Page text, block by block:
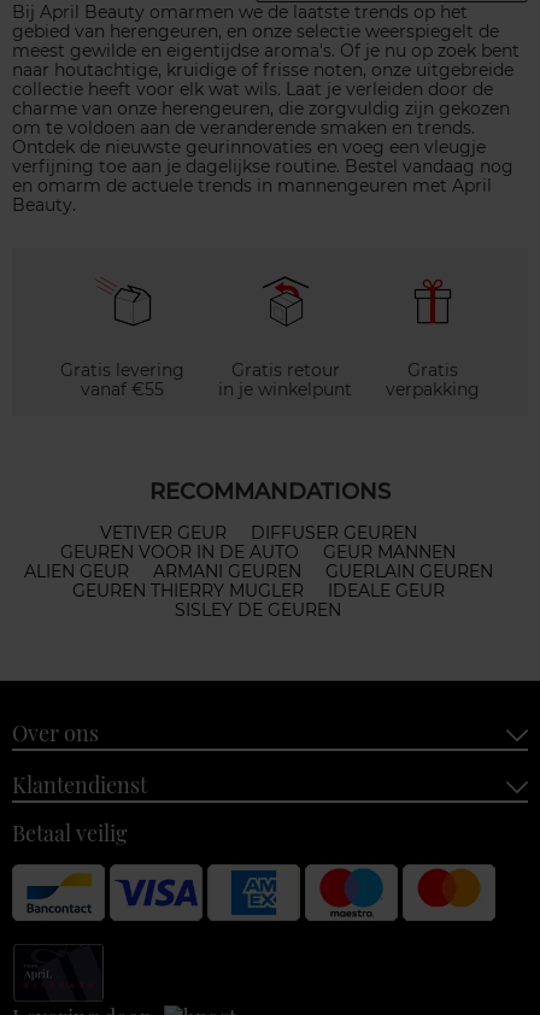
Bij April Beauty omarmen we de laatste trends op het
gebied van herengeuren, en onze selectie weerspiegelt de
meest gewilde en eigentijdse aroma's. Of je nu op zoek bent
naar houtachtige, kruidige of frisse noten, onze uitgebreide
collectie heeft voor elk wat wils. Laat je verleiden door de
charme van onze herengeuren, die zorgvuldig zijn gekozen
om te voldoen aan de veranderende smaken en trends.
Ontdek de nieuwste geurinnovaties en voeg een vleugje
verfijning toe aan je dagelijkse routine. Bestel vandaag nog
en omarm de actuele trends in mannengeuren met April
Beauty.
Gratis levering
vanaf €55
Gratis retour
in je winkelpunt
Gratis
verpakking
RECOMMANDATIONS
VETIVER GEUR
DIFFUSER GEUREN
GEUREN VOOR IN DE AUTO
GEUR MANNEN
ALIEN GEUR
ARMANI GEUREN
GUERLAIN GEUREN
GEUREN THIERRY MUGLER
IDEALE GEUR
SISLEY DE GEUREN
Over ons
Klantendienst
Betaal veilig